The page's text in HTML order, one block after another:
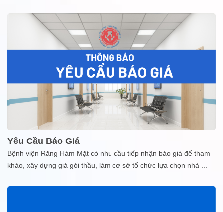
Yêu Cầu Báo Giá
Bệnh viện Răng Hàm Mặt có nhu cầu tiếp nhận báo giá để tham
khảo, xây dựng giá gói thầu, làm cơ sở tổ chức lựa chọn nhà ...